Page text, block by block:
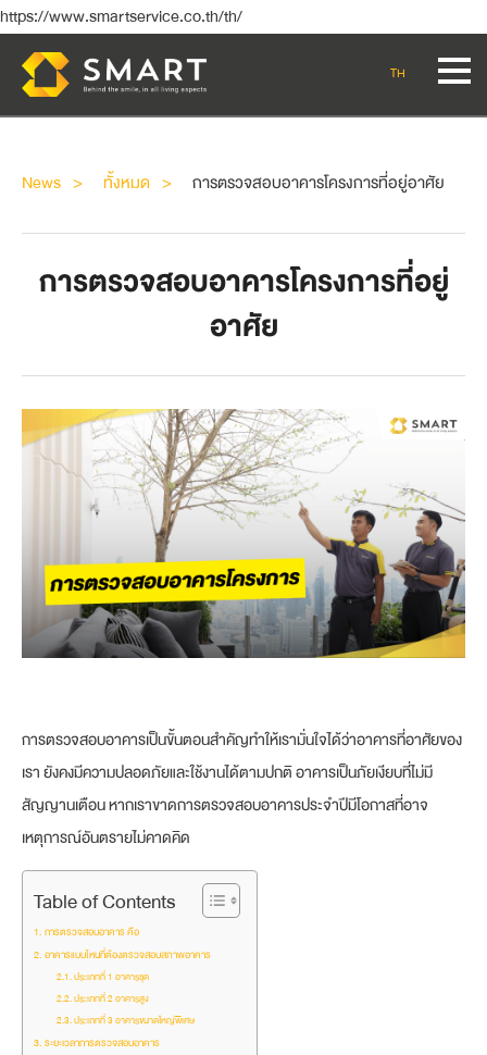
https://www.smartservice.co.th/th/
TH
News ทั้งหมด การตรวจสอบอาคารโครงการที่อยู่อาศัย
การตรวจสอบอาคารโครงการที่อยู่
อาศัย
การตรวจสอบอาคารเป็นขั้นตอนสำคัญทำให้เรามั่นใจได้ว่าอาคารที่อาศัยของ
เรา ยังคงมีความปลอดภัยและใช้งานได้ตามปกติ อาคารเป็นภัยเงียบที่ไม่มี
สัญญานเตือน หากเราขาดการตรวจสอบอาคารประจำปีมีโอกาสที่อาจ
เหตุการณ์อันตรายไม่คาดคิด
Table of Contents
การตรวจสอบอาคาร คือ
อาคารแบบไหนที่ต้องตรวจสอบสภาพอาคาร
ประเภทที่ 1 อาคารชุด
ประเภทที่ 2 อาคารสูง
ประเภทที่ 3 อาคารขนาดใหญ่พิเศษ
ระยะเวลาการตรวจสอบอาคาร